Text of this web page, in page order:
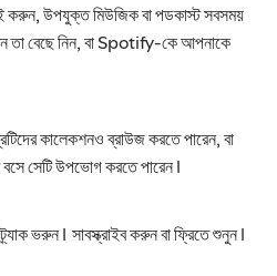
করুন, উপযুক্ত মিউজিক বা পডকাস্ট সবসময়
তা বেছে নিন, বা Spotify-কে আপনাকে
কালেকশনও ব্রাউজ করতে পারেন, বা
সেটি উপভোগ করতে পারেন।
ভরুন। সাবস্ক্রাইব করুন বা ফ্রিতে শুনুন।